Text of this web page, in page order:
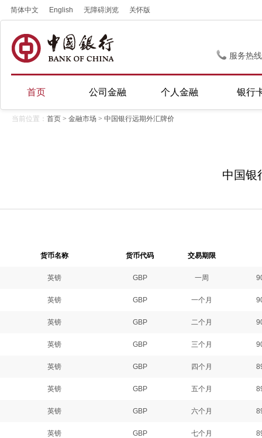
简体中文 English 无障碍浏览 关怀版
服务热
首页 公司金融 个人金融 银行
当前位置： 首页 > 金融市场 > 中国银行远期外汇牌价
中国银
货币名称 货币代码 交易期限
英镑 GBP 一周
英镑 GBP 一个月
英镑 GBP 二个月
英镑 GBP 三个月
英镑 GBP 四个月
英镑 GBP 五个月
英镑 GBP 六个月
英镑 GBP 七个月